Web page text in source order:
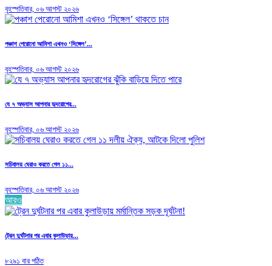
বৃহস্পতিবার, ০৬ আগস্ট ২০২৬
পঞ্চাশ পেরোনো আমিশা এখনও ‘সিঙ্গেল’...
বৃহস্পতিবার, ০৬ আগস্ট ২০২৬
যে ৭ অভ্যাস আপনার হৃদরোগের...
বৃহস্পতিবার, ০৬ আগস্ট ২০২৬
সচিবালয় ঘেরাও করতে গেল ১১...
বৃহস্পতিবার, ০৬ আগস্ট ২০২৬
আরও
ট্রেন দুর্ঘটনার পর এবার কুলাউড়ায়...
৮২৯১ বার পঠিত